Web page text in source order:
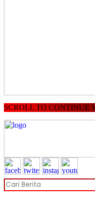
SCROLL TO CONTINUE